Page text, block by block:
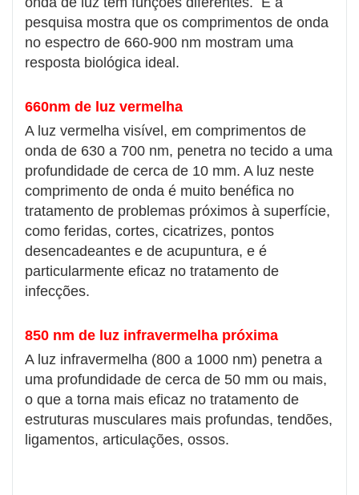
pesquisa mostra que os comprimentos de onda
no espectro de 660-900 nm mostram uma
resposta biológica ideal.
660nm de luz vermelha
A luz vermelha visível, em comprimentos de
onda de 630 a 700 nm, penetra no tecido a uma
profundidade de cerca de 10 mm. A luz neste
comprimento de onda é muito benéfica no
tratamento de problemas próximos à superfície,
como feridas, cortes, cicatrizes, pontos
desencadeantes e de acupuntura, e é
particularmente eficaz no tratamento de
infecções.
850 nm de luz infravermelha próxima
A luz infravermelha (800 a 1000 nm) penetra a
uma profundidade de cerca de 50 mm ou mais,
o que a torna mais eficaz no tratamento de
estruturas musculares mais profundas, tendões,
ligamentos, articulações, ossos.